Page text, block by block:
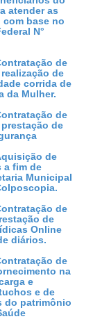
atender as
com base no
N°
de
de
corrida de
da Mulher.
de
de
de
a fim de
Municipal
de
de
Online
diários.
de
na
e
e de
do patrimônio